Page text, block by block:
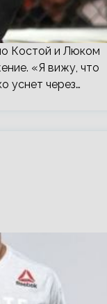
Костой и Люком
«Я вижу, что
уснет через…